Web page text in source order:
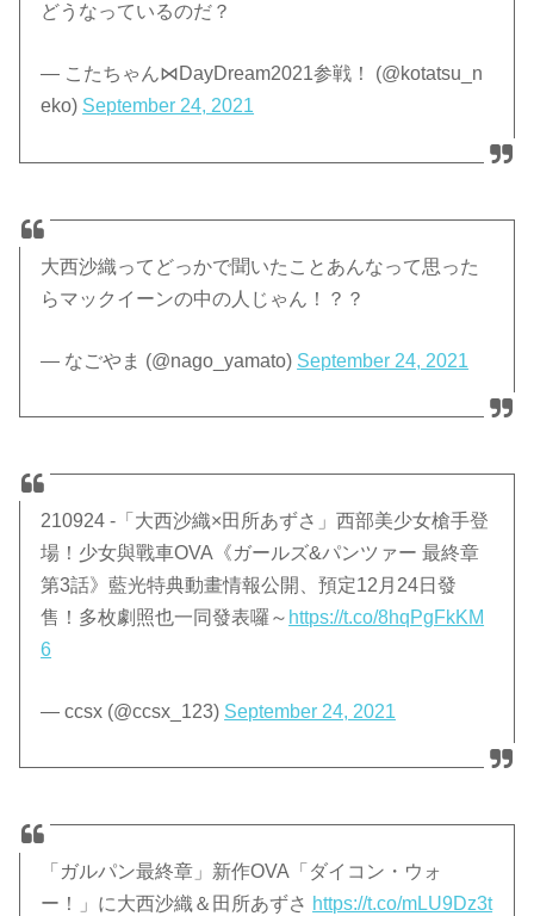
どうなっているのだ？
— こたちゃん⋈DayDream2021参戦！ (@kotatsu_n
eko) September 24, 2021
大西沙織ってどっかで聞いたことあんなって思った
らマックイーンの中の人じゃん！？？
— なごやま (@nago_yamato) September 24, 2021
210924 -「大西沙織×田所あずさ」西部美少女槍手登
場！少女與戰車OVA《ガールズ&パンツァー 最終章
第3話》藍光特典動畫情報公開、預定12月24日發
售！多枚劇照也一同發表囉～ https://t.co/8hqPgFkKM
6
— ccsx (@ccsx_123) September 24, 2021
「ガルパン最終章」新作OVA「ダイコン・ウォ
ー！」に大西沙織＆田所あずさ https://t.co/mLU9Dz3t